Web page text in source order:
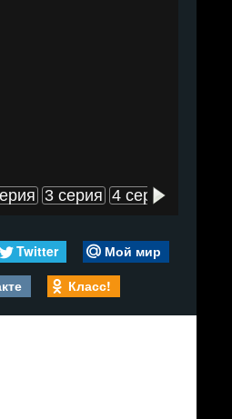
3 серия 4 серия
Twitter
Мой мир
Класс!